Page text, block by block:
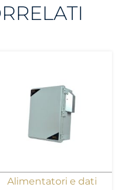
Alimentatori e dati